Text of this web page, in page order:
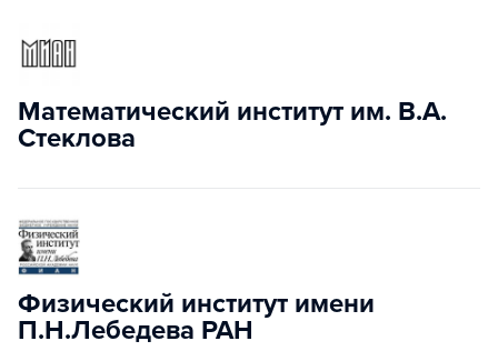
Математический институт им. В.А.
Стеклова
Физический институт имени
П.Н.Лебедева РАН